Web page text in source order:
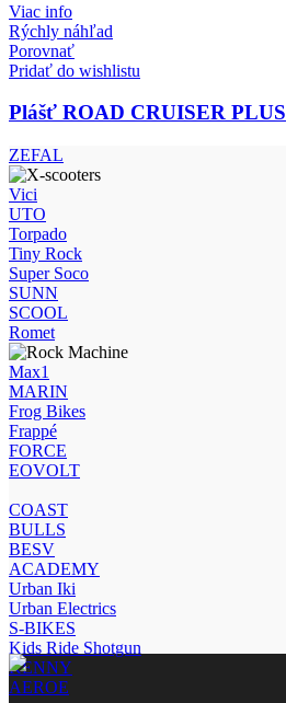
Viac info
Rýchly náhľad
Porovnať
Pridať do wishlistu
Plášť ROAD CRUISER PLUS
ZEFAL
Vici
UTO
Torpado
Tiny Rock
Super Soco
SUNN
SCOOL
Romet
Max1
MARIN
Frog Bikes
Frappé
FORCE
EOVOLT
COAST
BULLS
BESV
ACADEMY
Urban Iki
Urban Electrics
S-BIKES
Kids Ride Shotgun
KENNY
AEROE